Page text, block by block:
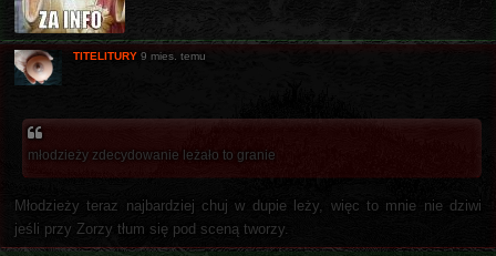
TITELITURY 9 mies. temu
młodzieży zdecydowanie leżało to granie
Młodzieży teraz najbardziej chuj w dupie leży, więc to mnie nie dziwi
jeśli przy Zorzy tłum się pod sceną tworzy.